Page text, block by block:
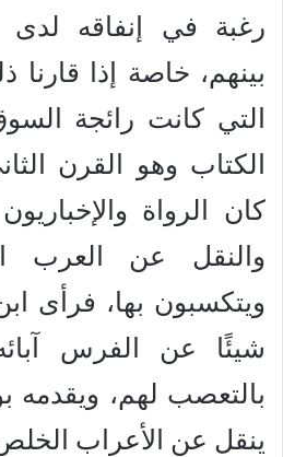
رغبة في إنفاقه لدى
بينهم، خاصة إذا قارنا
التي كانت رائجة
الكتاب وهو القرن
كان الرواة
والنقل عن العرب
ويتكسبون بها، فرأى
شيئًا عن الفرس
بالتعصب لهم، ويقدمه
ينقل عن الأعراب